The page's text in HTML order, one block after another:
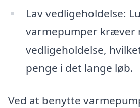
Lav vedligeholdelse:
varmepumper kræver
vedligeholdelse,
penge i det lange løb.
Ved at benytte